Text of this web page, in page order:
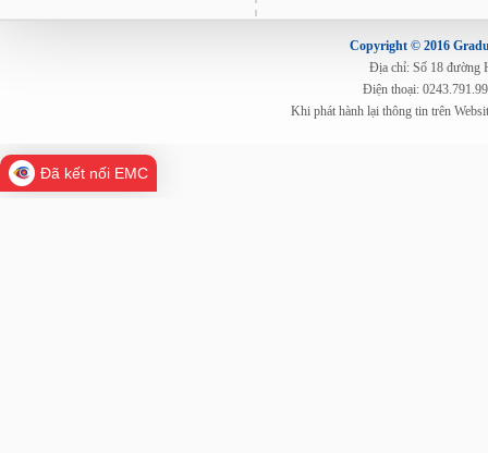
Copyright © 2016
Địa chỉ: Số 18 đường
Điện thoại:
Khi phát hành lại thông tin trên
Đã kết nối EMC